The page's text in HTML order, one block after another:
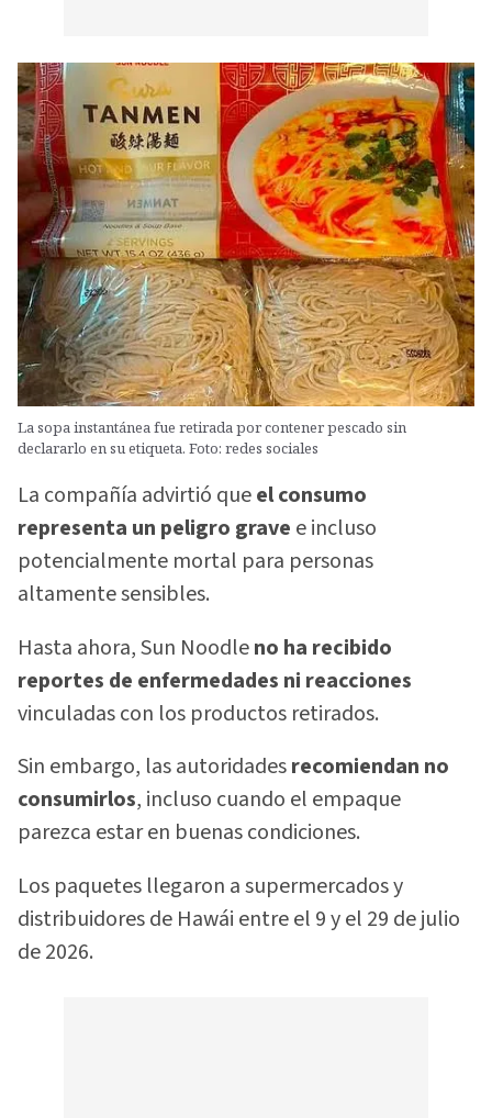
La sopa instantánea fue retirada por contener pescado sin
declararlo en su etiqueta. Foto: redes sociales
La compañía advirtió queel consumo
representa un peligro grave e incluso
potencialmente mortal para personas
altamente sensibles.
Hasta ahora, Sun Noodleno ha recibido
reportes de enfermedades ni reacciones
vinculadas con los productos retirados.
Sin embargo, las autoridadesrecomiendan no
consumirlos, incluso cuando el empaque
parezca estar en buenas condiciones.
Los paquetes llegaron a supermercados y
distribuidores de Hawái entre el 9 y el 29 de julio
de 2026.